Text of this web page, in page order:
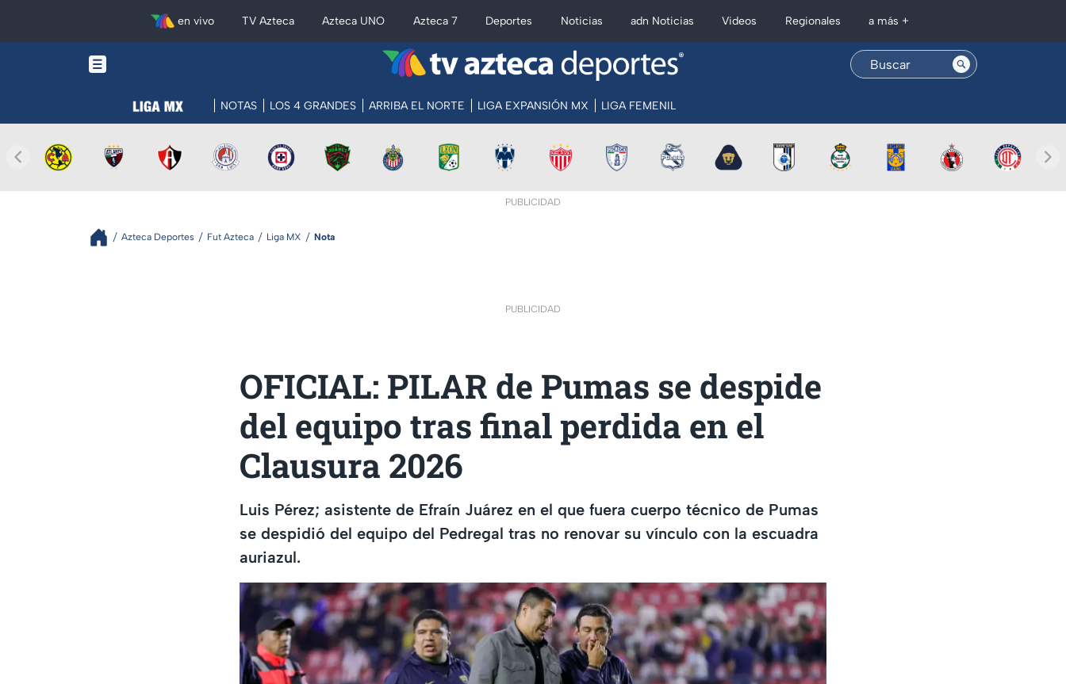
en vivo TV Azteca Azteca UNO Azteca 7 Deportes Noticias adn Noticias Videos Regionales a más +
NOTAS LOS 4 GRANDES ARRIBA EL NORTE LIGA EXPANSIÓN MX LIGA FEMENIL
PUBLICIDAD
Azteca Deportes Fut Azteca Liga MX Nota
PUBLICIDAD
OFICIAL: PILAR de Pumas se despide
del equipo tras final perdida en el
Clausura 2026
Luis Pérez; asistente de Efraín Juárez en el que fuera cuerpo técnico de Pumas
se despidió del equipo del Pedregal tras no renovar su vínculo con la escuadra
auriazul.